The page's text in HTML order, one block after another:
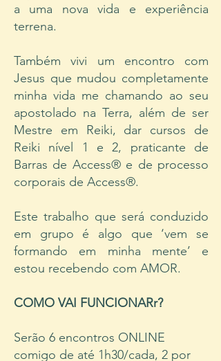
a uma nova vida e experiência
terrena.
Também vivi um encontro com
Jesus que mudou completamente
minha vida me chamando ao seu
apostolado na Terra, além de ser
Mestre em Reiki, dar cursos de
Reiki nível 1 e 2, praticante de
Barras de Access® e de processo
corporais de Access®.
Este trabalho que será conduzido
em grupo é algo que ‘vem se
formando em minha mente’ e
estou recebendo com AMOR.
COMO VAI FUNCIONARr?
Serão 6 encontros ONLINE
comigo de até 1h30/cada, 2 por